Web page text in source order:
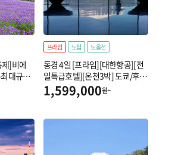
]비에
대규모
터탑승
프라임 노팁 노옵션
동경 4일 [프라임][대한항공][전
일특급호텔][온천3박] 도쿄/후지
산/아타미
1,599,000원~